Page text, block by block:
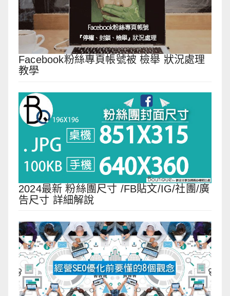
Facebook粉絲專頁帳號被 檢舉 狀況處理
教學
2024最新 粉絲團尺寸 /FB貼文/IG/社團/廣
告尺寸 詳細解說